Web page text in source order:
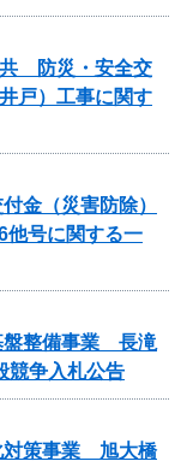
共 防災・安全交
戸）工事に関す
金（災害防除）
他号に関する一
盤整備事業 長滝
争入札公告
対策事業 旭大橋